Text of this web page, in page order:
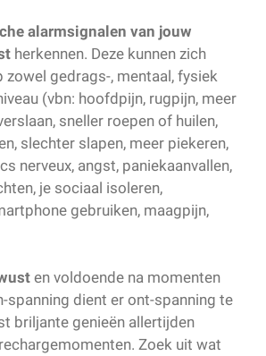
alarmsignalen van jouw
herkennen. Deze kunnen zich
zowel gedrags-, mentaal, fysiek
(vbn: hoofdpijn, rugpijn, meer
sneller roepen of huilen,
slechter slapen, meer piekeren,
nerveux, angst, paniekaanvallen,
je sociaal isoleren,
gebruiken, maagpijn,
en voldoende na momenten
spanning dient er ont-spanning te
briljante genieën allertijden
Zoek uit wat